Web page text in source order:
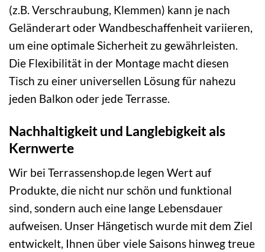
(z.B. Verschraubung, Klemmen) kann je nach
Geländerart oder Wandbeschaffenheit variieren,
um eine optimale Sicherheit zu gewährleisten.
Die Flexibilität in der Montage macht diesen
Tisch zu einer universellen Lösung für nahezu
jeden Balkon oder jede Terrasse.
Nachhaltigkeit und Langlebigkeit als
Kernwerte
Wir bei Terrassenshop.de legen Wert auf
Produkte, die nicht nur schön und funktional
sind, sondern auch eine lange Lebensdauer
aufweisen. Unser Hängetisch wurde mit dem Ziel
entwickelt, Ihnen über viele Saisons hinweg treue